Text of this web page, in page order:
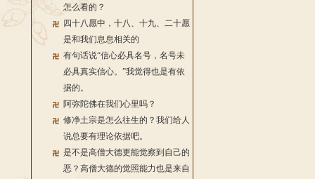
怎么看的？
四十八愿中，十八、十九、二十愿
是和我们息息相关的
有句话说“信心必具名号，名号未
必具真实信心。”我觉得也是有依
据的。
阿弥陀佛在我们心里吗？
修净土宗是怎么往生的？我们给人
说总要有理论依据吧。
是不是高僧大德更能觉察到自己的
恶？高僧大德的觉照能力也是来自